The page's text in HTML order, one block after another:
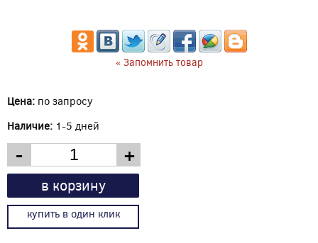
« Запомнить товар
Цена: по запросу
Наличие: 1-5 дней
- +
в корзину
купить в один клик